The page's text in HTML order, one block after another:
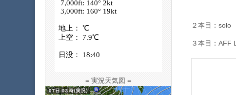
２本目：solo
３本目：AFF
= 実況天気図 =